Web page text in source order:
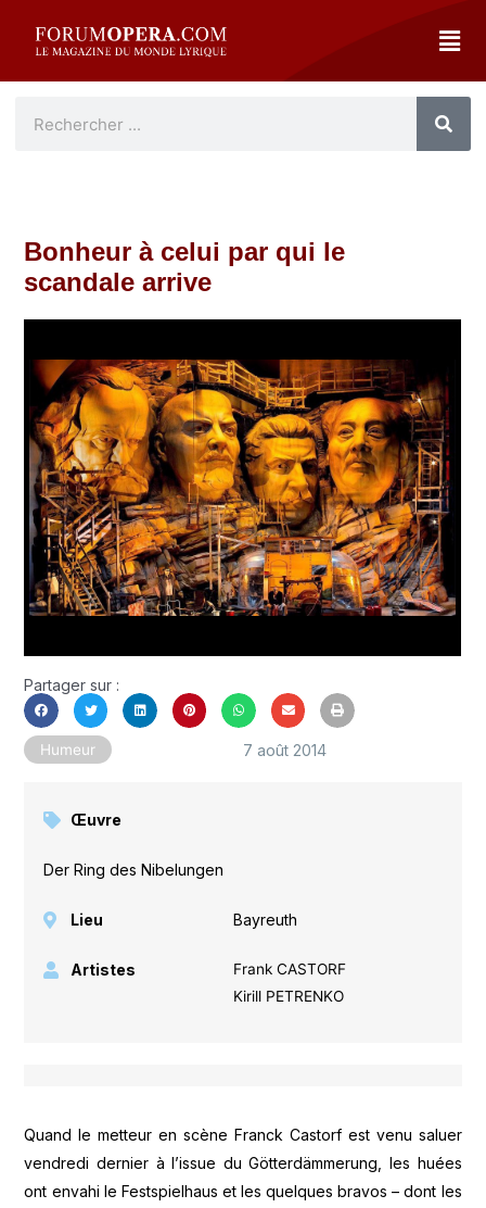
Bonheur à celui par qui le
scandale arrive
Partager sur :
Humeur 7 août 2014
Œuvre
Der Ring des Nibelungen
Lieu Bayreuth
Artistes
Frank CASTORF
Kirill PETRENKO
Quand le metteur en scène Franck Castorf est venu saluer
vendredi dernier à l’issue du Götterdämmerung, les huées
ont envahi le Festspielhaus et les quelques bravos – dont les